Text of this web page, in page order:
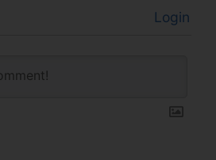
Login